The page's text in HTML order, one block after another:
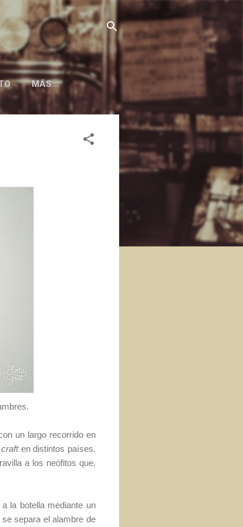
MÁS…
un largo recorrido en
craft en distintos países.
a los neófitos que,
la botella mediante un
separa el alambre de